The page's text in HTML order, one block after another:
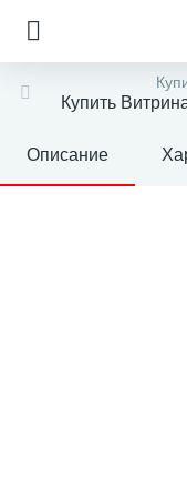
Купить
Описание